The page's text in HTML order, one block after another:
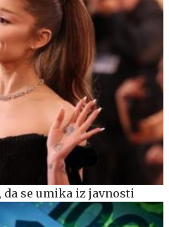
se umika iz javnosti